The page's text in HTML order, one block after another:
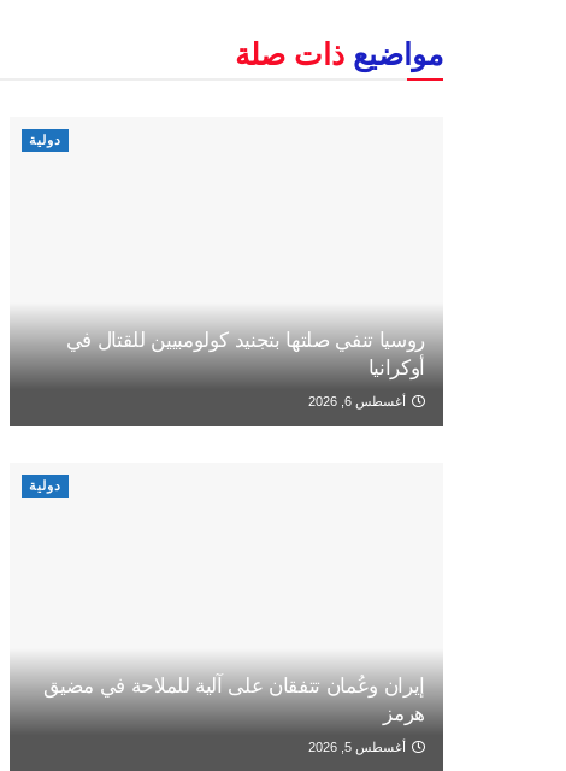
مواضيع ذات صلة
دولية
روسيا تنفي صلتها بتجنيد كولومبيين للقتال في
أوكرانيا
أغسطس 6, 2026
دولية
إيران وعُمان تتفقان على آلية للملاحة في مضيق
هرمز
أغسطس 5, 2026